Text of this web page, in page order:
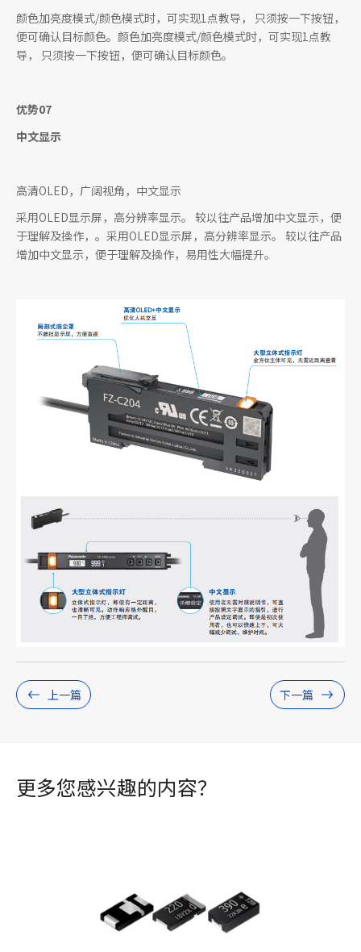
颜色加亮度模式/颜色模式时，可实现1点教导， 只须按一下按钮，
便可确认目标颜色。颜色加亮度模式/颜色模式时，可实现1点教
导， 只须按一下按钮，便可确认目标颜色。
优势07
中文显示
高清OLED，广阔视角，中文显示
采用OLED显示屏，高分辨率显示。 较以往产品增加中文显示，便
于理解及操作，。采用OLED显示屏，高分辨率显示。 较以往产品
增加中文显示，便于理解及操作，易用性大幅提升。
上一篇 下一篇
更多您感兴趣的内容？